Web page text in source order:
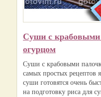
Суши с
огурцом
Суши с крабовыми
самых простых рецептов
суши готовятся очень
на подготовку риса для